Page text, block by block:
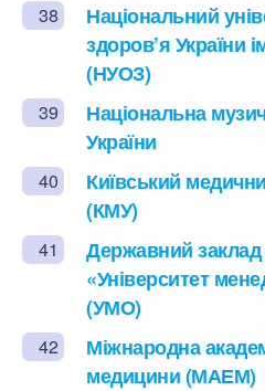
38
Національний
здоров’я України
(НУОЗ)
39
Національна
України
40
Київський
(КМУ)
41
Державний заклад
«Університет
(УМО)
42
Міжнародна
медицини (МАЕМ)